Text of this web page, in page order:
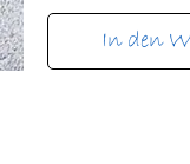
In den